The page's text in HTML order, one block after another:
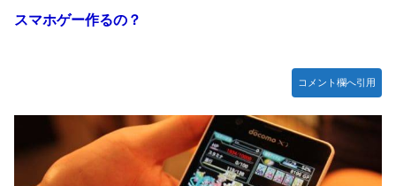
【ウマ娘】海外のファンアートからしか得られない栄養素が
ださい」→「これはすごいわ」「こういうのを見ると日本人
は何か適当に作る感じがしない・・・」「あれがまさに経験
値である」
キム・カッファン総合スレ
初見で「勝てるわけないやろくそったれ…」って思ったゲー
スマホゲー作るの？
コメント欄へ引用